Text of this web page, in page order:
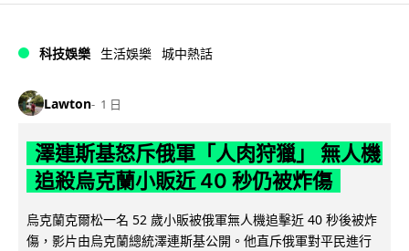
科技娛樂 生活娛樂 城中熱話
Lawton 1 日
澤連斯基怒斥俄軍「人肉狩獵」 無人機
追殺烏克蘭小販近 40 秒仍被炸傷
烏克蘭克爾松一名 52 歲小販被俄軍無人機追擊近 40 秒後被炸
傷，影片由烏克蘭總統澤連斯基公開。他直斥俄軍對平民進行